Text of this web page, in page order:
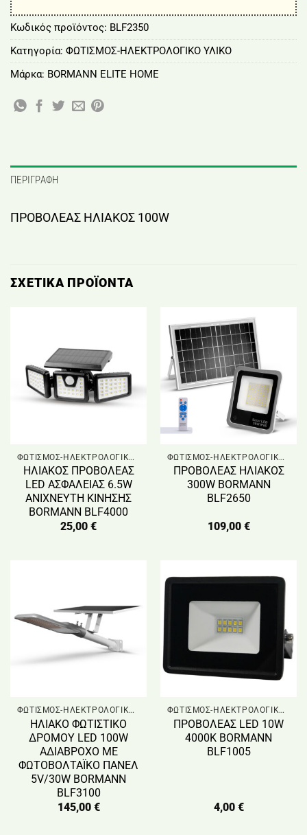
Κωδικός προϊόντος: BLF2350
Κατηγορία: ΦΩΤΙΣΜΟΣ-ΗΛΕΚΤΡΟΛΟΓΙΚΟ ΥΛΙΚΟ
Μάρκα: BORMANN ELITE HOME
ΠΕΡΙΓΡΑΦΉ
ΠΡΟΒΟΛΕΑΣ ΗΛΙΑΚΟΣ 100W
ΣΧΕΤΙΚΆ ΠΡΟΪΌΝΤΑ
ΦΩΤΙΣΜΟΣ-ΗΛΕΚΤΡΟΛΟΓΙΚΟ ΥΛΙΚΟ
ΗΛΙΑΚΟΣ ΠΡΟΒΟΛΕΑΣ
LED ΑΣΦΑΛΕΙΑΣ 6.5W
ΑΝΙΧΝΕΥΤΗ ΚΙΝΗΣΗΣ
BORMANN BLF4000
25,00 €
ΦΩΤΙΣΜΟΣ-ΗΛΕΚΤΡΟΛΟΓΙΚΟ ΥΛΙΚΟ
ΠΡΟΒΟΛΕΑΣ ΗΛΙΑΚΟΣ
300W BORMANN
BLF2650
109,00 €
ΦΩΤΙΣΜΟΣ-ΗΛΕΚΤΡΟΛΟΓΙΚΟ ΥΛΙΚΟ
ΗΛΙΑΚΟ ΦΩΤΙΣΤΙΚΟ
ΔΡΟΜΟΥ LED 100W
ΑΔΙΑΒΡΟΧΟ ΜΕ
ΦΩΤΟΒΟΛΤΑΪΚΟ ΠΑΝΕΛ
5V/30W BORMANN
BLF3100
145,00 €
ΦΩΤΙΣΜΟΣ-ΗΛΕΚΤΡΟΛΟΓΙΚΟ ΥΛΙΚΟ
ΠΡΟΒΟΛΕΑΣ LED 10W
4000K BORMANN
BLF1005
4,00 €